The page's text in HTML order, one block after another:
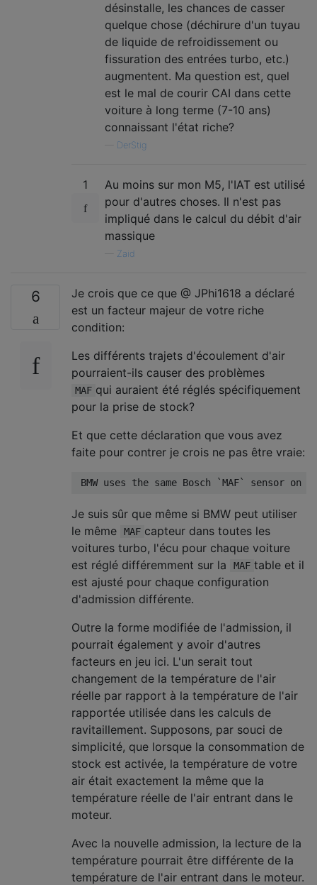
désinstalle, les chances de casser
quelque chose (déchirure d'un tuyau
de liquide de refroidissement ou
fissuration des entrées turbo, etc.)
augmentent. Ma question est, quel
est le mal de courir CAI dans cette
voiture à long terme (7-10 ans)
connaissant l'état riche?
DerStig
1
Au moins sur mon M5, l'IAT est utilisé
pour d'autres choses. Il n'est pas
impliqué dans le calcul du débit d'air
massique
Zaid
6
Je crois que ce que @ JPhi1618 a déclaré
est un facteur majeur de votre riche
condition:
Les différents trajets d'écoulement d'air
pourraient-ils causer des problèmes
MAF qui auraient été réglés spécifiquement
pour la prise de stock?
Et que cette déclaration que vous avez
faite pour contrer je crois ne pas être vraie:
Je suis sûr que même si BMW peut utiliser
le même
MAF capteur dans toutes les
voitures turbo, l'écu pour chaque voiture
est réglé différemment sur la
MAF table et il
est ajusté pour chaque configuration
d'admission différente.
Outre la forme modifiée de l'admission, il
pourrait également y avoir d'autres
facteurs en jeu ici. L'un serait tout
changement de la température de l'air
réelle par rapport à la température de l'air
rapportée utilisée dans les calculs de
ravitaillement. Supposons, par souci de
simplicité, que lorsque la consommation de
stock est activée, la température de votre
air était exactement la même que la
température réelle de l'air entrant dans le
moteur.
Avec la nouvelle admission, la lecture de la
température pourrait être différente de la
température de l'air entrant dans le moteur.